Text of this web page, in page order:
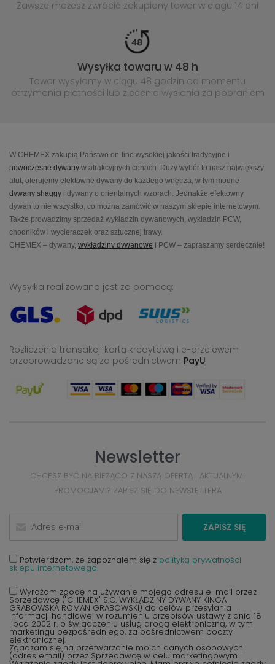
Zawsze możesz zwrócić zakupiony towar w ciągu 14 dni
Wysyłka towaru w 48 h
Towar wysyłamy w ciągu 48 godzin od momentu
otrzymania płatności lub zlecenia wysłania za pobraniem
W CHEMEX zakupią Państwo on-line wysokiej jakości tradycyjne i
nowoczesne dywany w atrakcyjnych cenach. Duży wybór to nasz największy
atut, oferujemy efektowne dywany do każdego wnętrza, w tym modne
dywany shaggy i dywany o orientalnych wzorach. Jednakże efektowny
dywan to nie wszystko, co można zamówić w naszym sklepie internetowym.
Także prowadzimy sprzedaż wykładzin dywanowych, wykładzin PCW,
chodników i wycieraczek oraz sztucznej trawy.
CHEMEX – dywany, wykładziny dywanowe i PCW – zapraszamy serdecznie!
Wysyłka realizowana jest za pomocą:
Rozliczenia transakcji kartą kredytową i e-przelewem
przeprowadzane są za pośrednictwem PayU
Newsletter
CHCESZ BYĆ NA BIEŻĄCO Z NASZĄ OFERTĄ I AKTUALNYMI
PROMOCJAMI? ZAPISZ SIĘ DO NEWSLETTERA
ZAPISZ SIĘ
Potwierdzam, że zapoznałem się z polityką prywatności
sklepu internetowego.
Wyrażam zgodę na używanie mojego adresu e-mail przez
Sprzedawcę ("CHEMEX" S.C. WYKŁADZINY DYWANY KINGA
GRABOWSKA ROMAN GRABOWSKI) do celów przesyłania
informacji handlowej w rozumieniu przepisów ustawy z dnia 18
lipca 2002 r. o świadczeniu usług drogą elektroniczną, w tym
marketingu bezpośredniego, za pośrednictwem poczty
elektronicznej.
Zgadzam się na przetwarzanie moich danych osobowych
(adres email) przez Sprzedawcę w celu marketingowym.